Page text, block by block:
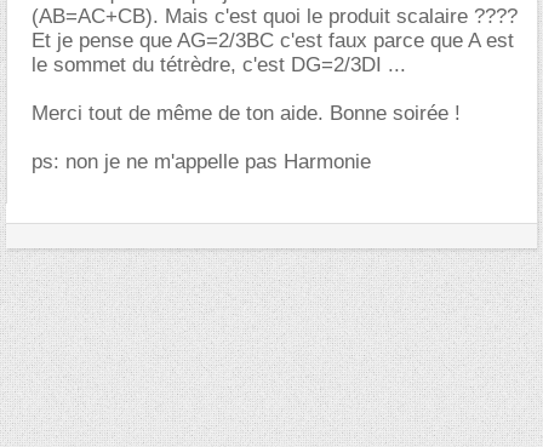
(AB=AC+CB). Mais c'est quoi le produit scalaire ????
Et je pense que AG=2/3BC c'est faux parce que A est
le sommet du tétrèdre, c'est DG=2/3DI ...
Merci tout de même de ton aide. Bonne soirée !
ps: non je ne m'appelle pas Harmonie